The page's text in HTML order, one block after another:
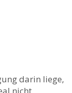
darin liege,